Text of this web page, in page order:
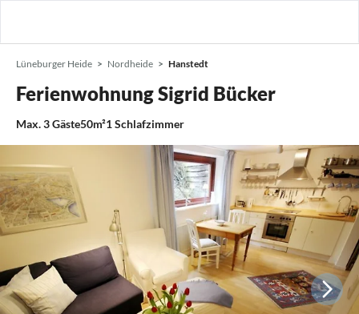
Lüneburger Heide Nordheide Hanstedt
Ferienwohnung Sigrid Bücker
Max.3Gäste50m²1Schlafzimmer